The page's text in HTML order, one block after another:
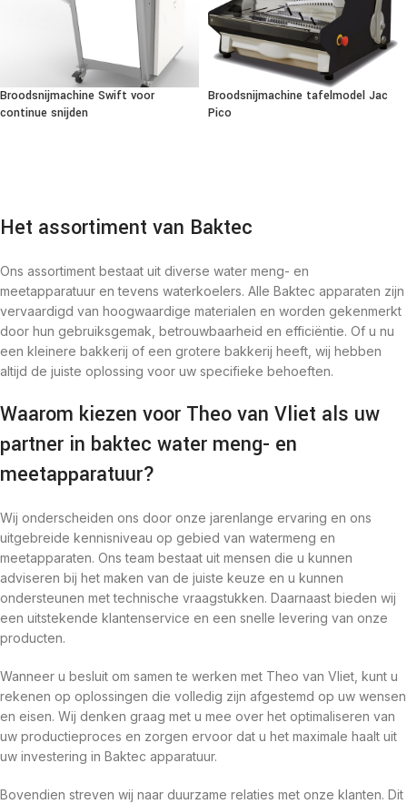
Broodsnijmachine Swift voor
continue snijden
Broodsnijmachine tafelmodel Jac
Pico
Het assortiment van Baktec
Ons assortiment bestaat uit diverse water meng- en
meetapparatuur en tevens waterkoelers. Alle Baktec apparaten zijn
vervaardigd van hoogwaardige materialen en worden gekenmerkt
door hun gebruiksgemak, betrouwbaarheid en efficiëntie. Of u nu
een kleinere bakkerij of een grotere bakkerij heeft, wij hebben
altijd de juiste oplossing voor uw specifieke behoeften.
Waarom kiezen voor Theo van Vliet als uw
partner in baktec water meng- en
meetapparatuur?
Wij onderscheiden ons door onze jarenlange ervaring en ons
uitgebreide kennisniveau op gebied van watermeng en
meetapparaten. Ons team bestaat uit mensen die u kunnen
adviseren bij het maken van de juiste keuze en u kunnen
ondersteunen met technische vraagstukken. Daarnaast bieden wij
een uitstekende klantenservice en een snelle levering van onze
producten.
Wanneer u besluit om samen te werken met Theo van Vliet, kunt u
rekenen op oplossingen die volledig zijn afgestemd op uw wensen
en eisen. Wij denken graag met u mee over het optimaliseren van
uw productieproces en zorgen ervoor dat u het maximale haalt uit
uw investering in Baktec apparatuur.
Bovendien streven wij naar duurzame relaties met onze klanten. Dit